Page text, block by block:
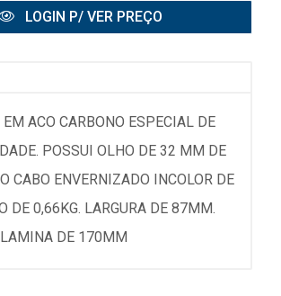
LOGIN P/ VER PREÇO
EM ACO CARBONO ESPECIAL DE
POSSUI OLHO DE 32 MM DE
CABO ENVERNIZADO INCOLOR DE
DE 0,66KG. LARGURA DE 87MM.
DE 170MM